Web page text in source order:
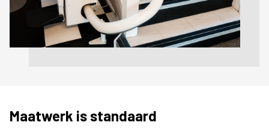
Maatwerk is standaard